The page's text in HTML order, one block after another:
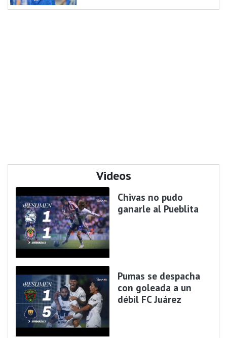
Videos
Chivas no pudo
ganarle al Pueblita
Pumas se despacha
con goleada a un
débil FC Juárez